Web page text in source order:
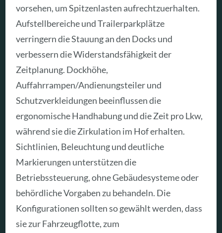
vorsehen, um Spitzenlasten aufrechtzuerhalten.
Aufstellbereiche und Trailerparkplätze
verringern die Stauung an den Docks und
verbessern die Widerstandsfähigkeit der
Zeitplanung. Dockhöhe,
Auffahrrampen/Andienungsteiler und
Schutzverkleidungen beeinflussen die
ergonomische Handhabung und die Zeit pro Lkw,
während sie die Zirkulation im Hof erhalten.
Sichtlinien, Beleuchtung und deutliche
Markierungen unterstützen die
Betriebssteuerung, ohne Gebäudesysteme oder
behördliche Vorgaben zu behandeln. Die
Konfigurationen sollten so gewählt werden, dass
sie zur Fahrzeugflotte, zum